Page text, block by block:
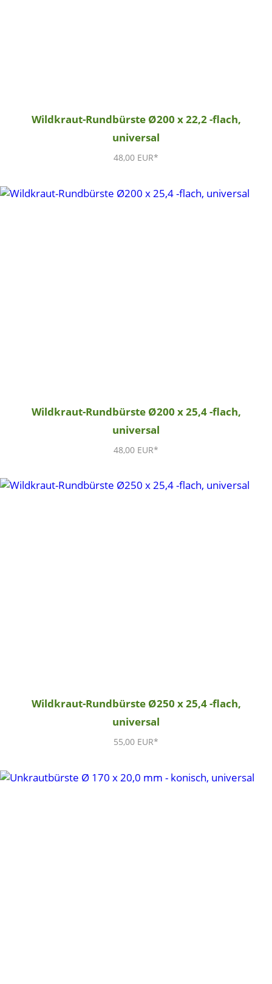
Wildkraut-Rundbürste Ø200 x 22,2 -flach,
universal
48,00 EUR*
Wildkraut-Rundbürste Ø200 x 25,4 -flach,
universal
48,00 EUR*
Wildkraut-Rundbürste Ø250 x 25,4 -flach,
universal
55,00 EUR*